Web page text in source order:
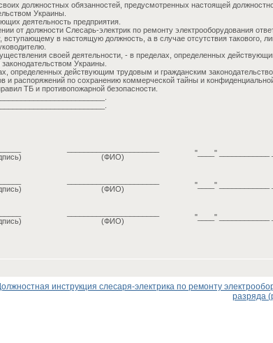
должностных обязанностей, предусмотренных настоящей
Украины.
деятельность предприятия.
от должности Слесарь-электрик по ремонту электрооборудования
в настоящую должность, а в случае отсутствия такового,
своей деятельности, - в пределах, определенных
Украины.
определенных действующим трудовым и гражданским
и распоряжений по сохранению коммерческой тайны и
ТБ и противопожарной безопасности.
(ФИО)
"____" ____________
(ФИО)
"____" ____________
(ФИО)
"____" ____________
инструкция слесаря-электрика по ремонту
разряда